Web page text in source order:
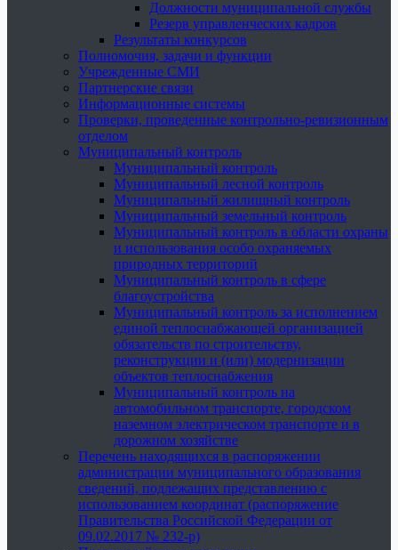
Должности муниципальной службы
Резерв управленческих кадров
Результаты конкурсов
Полномочия, задачи и функции
Учрежденные СМИ
Партнерские связи
Информационные системы
Проверки, проведенные контрольно-ревизионным
отделом
Муниципальный контроль
Муниципальный контроль
Муниципальный лесной контроль
Муниципальный жилищный контроль
Муниципальный земельный контроль
Муниципальный контроль в области охраны
и использования особо охраняемых
природных территорий
Муниципальный контроль в сфере
благоустройства
Муниципальный контроль за исполнением
единой теплоснабжающей организацией
обязательств по строительству,
реконструкции и (или) модернизации
объектов теплоснабжения
Муниципальный контроль на
автомобильном транспорте, городском
наземном электрическом транспорте и в
дорожном хозяйстве
Перечень находящихся в распоряжении
администрации муниципального образования
сведений, подлежащих представлению с
использованием координат (распоряжение
Правительства Российской Федерации от
09.02.2017 № 232-р)